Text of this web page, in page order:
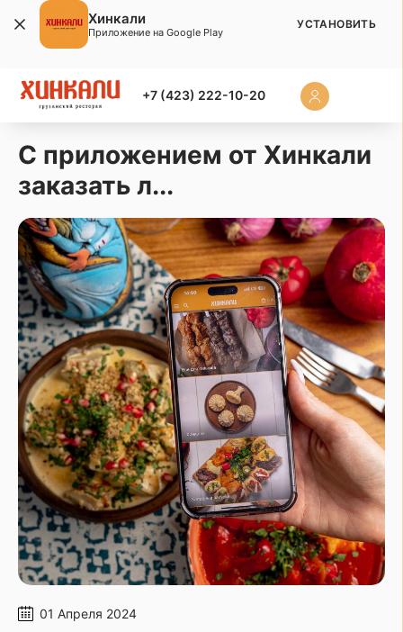
+7 (423) 222-10-20
С приложением от Хинкали
заказать л...
01 Апреля 2024
Хинкали
Приложение на Google Play
УСТАНОВИТЬ